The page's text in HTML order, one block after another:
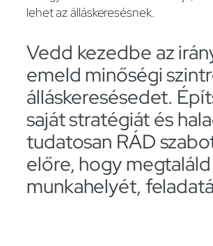
lehet az álláskeresésnek.
Vedd kezedbe az
emeld minőségi
álláskeresésedet.
saját stratégiát és
tudatosan RÁD
előre, hogy
munkahelyét,